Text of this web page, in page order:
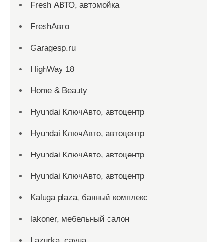
Fresh АВТО, автомойка
FreshАвто
Garagesp.ru
HighWay 18
Home & Beauty
Hyundai КлючАвто, автоцентр
Hyundai КлючАвто, автоцентр
Hyundai КлючАвто, автоцентр
Hyundai КлючАвто, автоцентр
Kaluga plaza, банный комплекс
lakoner, мебельный салон